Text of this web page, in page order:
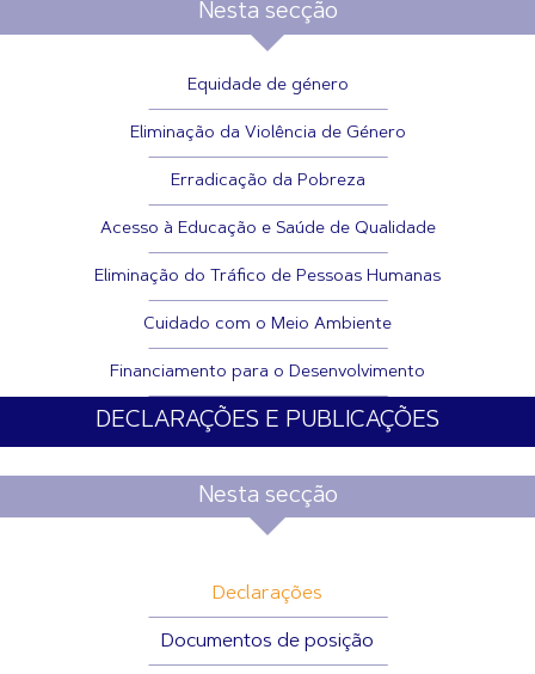
Nesta secção
Equidade de género
Eliminação da Violência de Género
Erradicação da Pobreza
Acesso à Educação e Saúde de Qualidade
Eliminação do Tráfico de Pessoas Humanas
Cuidado com o Meio Ambiente
Financiamento para o Desenvolvimento
DECLARAÇÕES E PUBLICAÇÕES
Nesta secção
Declarações
Documentos de posição